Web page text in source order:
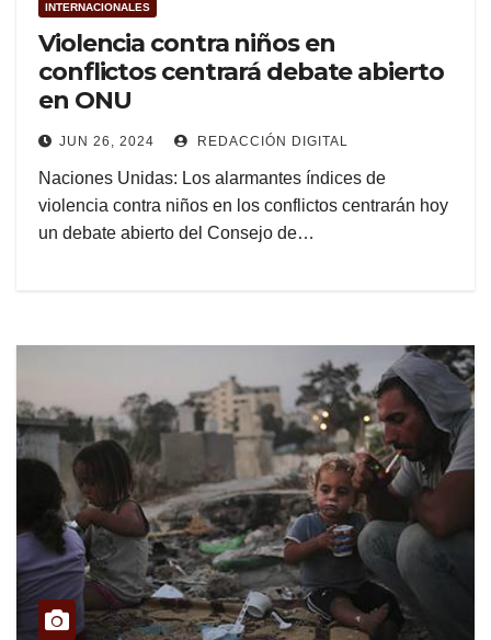
INTERNACIONALES
Violencia contra niños en
conflictos centrará debate abierto
en ONU
JUN 26, 2024 REDACCIÓN DIGITAL
Naciones Unidas: Los alarmantes índices de
violencia contra niños en los conflictos centrarán hoy
un debate abierto del Consejo de…